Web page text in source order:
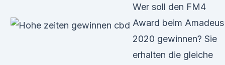
Wer soll den FM4
Award beim Amadeus
2020 gewinnen? Sie
erhalten die gleiche